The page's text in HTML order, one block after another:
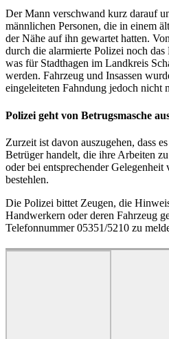
Der Mann verschwand kurz darauf
männlichen Personen, die in einem
der Nähe auf ihn gewartet hatten.
durch die alarmierte Polizei noch
was für Stadthagen im Landkreis
werden. Fahrzeug und Insassen
eingeleiteten Fahndung jedoch nicht
Polizei geht von Betrugsmasche
Zurzeit ist davon auszugehen, dass
Betrüger handelt, die ihre Arbeiten
oder bei entsprechender Gelegenheit
bestehlen.
Die Polizei bittet Zeugen, die
Handwerkern oder deren Fahrzeug
Telefonnummer 05351/5210 zu